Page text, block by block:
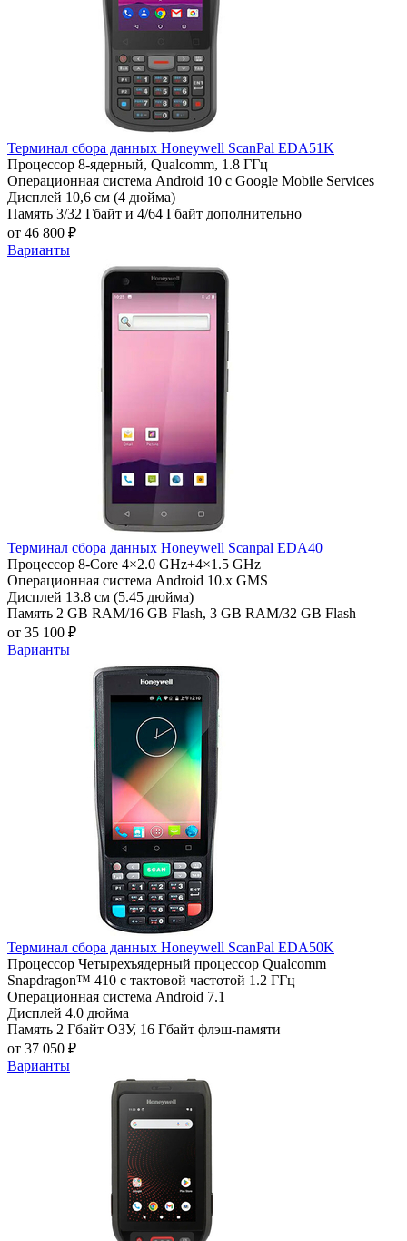
Терминал сбора данных Honeywell ScanPal EDA51K
Процессор 8-ядерный, Qualcomm, 1.8 ГГц
Операционная система Android 10 с Google Mobile Services
Дисплей 10,6 см (4 дюйма)
Память 3/32 Гбайт и 4/64 Гбайт дополнительно
от 46 800 ₽
Варианты
Терминал сбора данных Honeywell Scanpal EDA40
Процессор 8-Core 4×2.0 GHz+4×1.5 GHz
Операционная система Android 10.x GMS
Дисплей 13.8 см (5.45 дюйма)
Память 2 GB RAM/16 GB Flash, 3 GB RAM/32 GB Flash
от 35 100 ₽
Варианты
Терминал сбора данных Honeywell ScanPal EDA50K
Процессор Четырехъядерный процессор Qualcomm
Snapdragon™ 410 с тактовой частотой 1.2 ГГц
Операционная система Android 7.1
Дисплей 4.0 дюйма
Память 2 Гбайт ОЗУ, 16 Гбайт флэш-памяти
от 37 050 ₽
Варианты